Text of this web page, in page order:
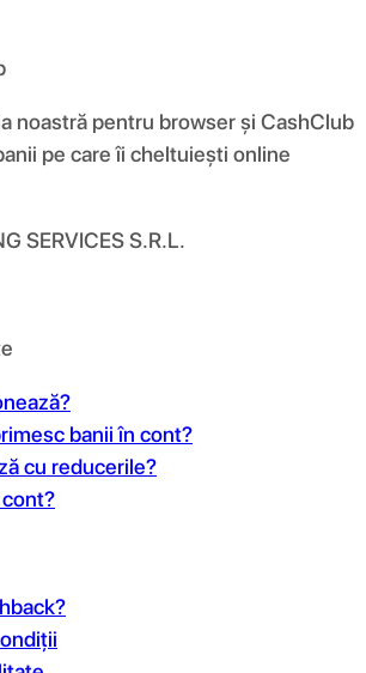
noastră pentru browser și CashClub
pe care îi cheltuiești online
SERVICES S.R.L.
banii în cont?
cu reducerile?